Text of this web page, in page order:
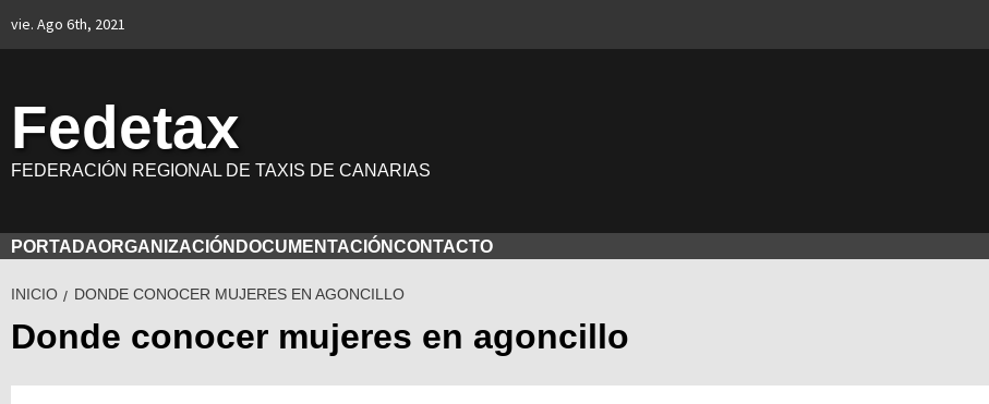
vie. Ago 6th, 2021
Fedetax
FEDERACIÓN REGIONAL DE TAXIS DE CANARIAS
PORTADAORGANIZACIÓN DOCUMENTACIÓNCONTACTO
INICIO DONDE CONOCER MUJERES EN AGONCILLO
Donde conocer mujeres en agoncillo